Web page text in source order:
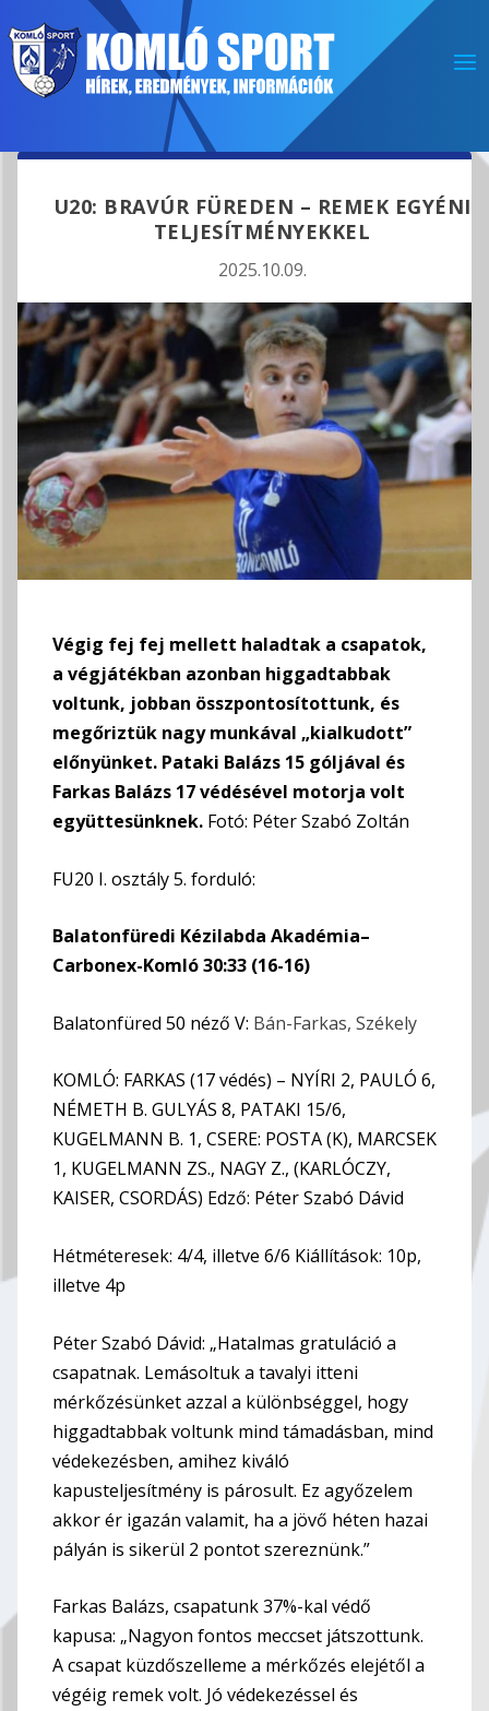
U20: BRAVÚR FÜREDEN – REMEK EGYÉNI
TELJESÍTMÉNYEKKEL
2025.10.09.
Végig fej fej mellett haladtak a csapatok,
a végjátékban azonban higgadtabbak
voltunk, jobban összpontosítottunk, és
megőriztük nagy munkával „kialkudott”
előnyünket. Pataki Balázs 15 góljával és
Farkas Balázs 17 védésével motorja volt
együttesünknek.Fotó: Péter Szabó Zoltán
FU20 I. osztály 5. forduló:
Balatonfüredi Kézilabda Akadémia–
Carbonex-Komló 30:33 (16-16)
Balatonfüred 50 néző V: Bán-Farkas, Székely
KOMLÓ: FARKAS (17 védés) – NYÍRI 2, PAULÓ 6,
NÉMETH B. GULYÁS 8, PATAKI 15/6,
KUGELMANN B. 1, CSERE: POSTA (K), MARCSEK
1, KUGELMANN ZS., NAGY Z., (KARLÓCZY,
KAISER, CSORDÁS) Edző: Péter Szabó Dávid
Hétméteresek: 4/4, illetve 6/6 Kiállítások: 10p,
illetve 4p
Péter Szabó Dávid: „Hatalmas gratuláció a
csapatnak. Lemásoltuk a tavalyi itteni
mérkőzésünket azzal a különbséggel, hogy
higgadtabbak voltunk mind támadásban, mind
védekezésben, amihez kiváló
kapusteljesítmény is párosult. Ez agyőzelem
akkor ér igazán valamit, ha a jövő héten hazai
pályán is sikerül 2 pontot szereznünk.”
Farkas Balázs, csapatunk 37%-kal védő
kapusa: „Nagyon fontos meccset játszottunk.
A csapat küzdőszelleme a mérkőzés elejétől a
végéig remek volt. Jó védekezéssel és